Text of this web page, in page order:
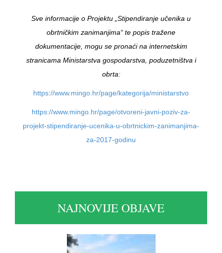
Sve informacije o Projektu „Stipendiranje učenika u
obrtničkim zanimanjima“ te popis tražene
dokumentacije, mogu se pronaći na internetskim
stranicama Ministarstva gospodarstva, poduzetništva i
obrta:
https://www.mingo.hr/page/kategorija/ministarstvo
https://www.mingo.hr/page/otvoreni-javni-poziv-za-
projekt-stipendiranje-ucenika-u-obrtnickim-zanimanjima-
za-2017-godinu
NAJNOVIJE OBJAVE